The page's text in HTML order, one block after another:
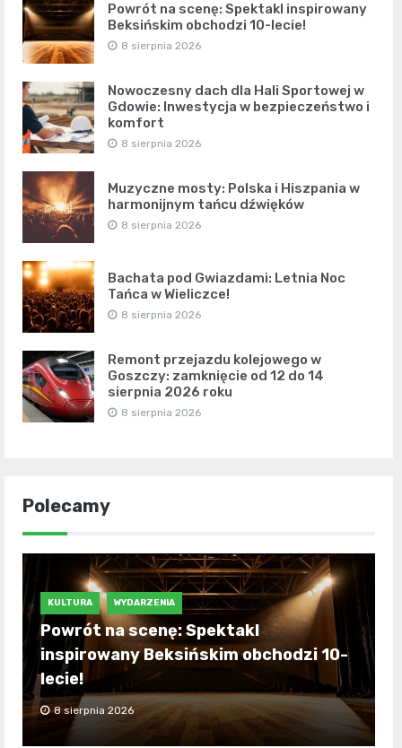
Powrót na scenę: Spektakl inspirowany
Beksińskim obchodzi 10-lecie!
8 sierpnia 2026
Nowoczesny dach dla Hali Sportowej w
Gdowie: Inwestycja w bezpieczeństwo i
komfort
8 sierpnia 2026
Muzyczne mosty: Polska i Hiszpania w
harmonijnym tańcu dźwięków
8 sierpnia 2026
Bachata pod Gwiazdami: Letnia Noc
Tańca w Wieliczce!
8 sierpnia 2026
Remont przejazdu kolejowego w
Goszczy: zamknięcie od 12 do 14
sierpnia 2026 roku
8 sierpnia 2026
Polecamy
KULTURA WYDARZENIA
Powrót na scenę: Spektakl
inspirowany Beksińskim obchodzi 10-
lecie!
8 sierpnia 2026